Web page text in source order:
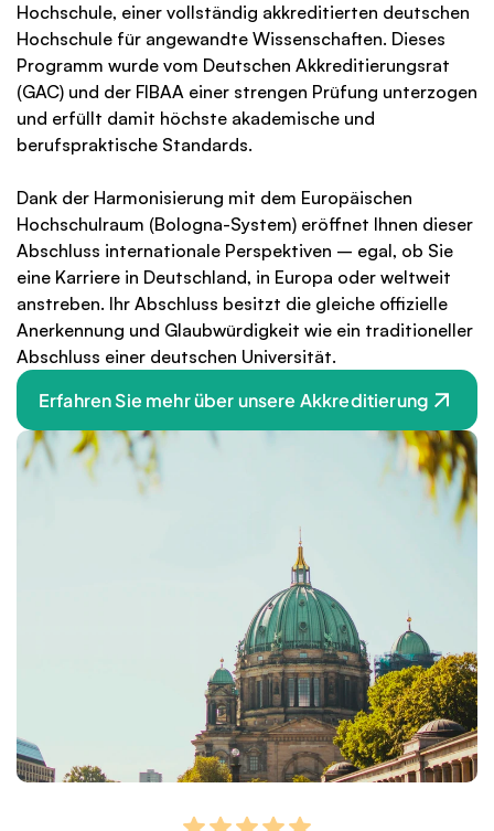
Hochschule, einer vollständig akkreditierten deutschen
Hochschule für angewandte Wissenschaften. Dieses
Programm wurde vom Deutschen Akkreditierungsrat
(GAC) und der FIBAA einer strengen Prüfung unterzogen
und erfüllt damit höchste akademische und
berufspraktische Standards.
Dank der Harmonisierung mit dem Europäischen
Hochschulraum (Bologna-System) eröffnet Ihnen dieser
Abschluss internationale Perspektiven – egal, ob Sie
eine Karriere in Deutschland, in Europa oder weltweit
anstreben. Ihr Abschluss besitzt die gleiche offizielle
Anerkennung und Glaubwürdigkeit wie ein traditioneller
Abschluss einer deutschen Universität.
Erfahren Sie mehr über unsere Akkreditierung